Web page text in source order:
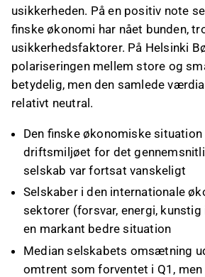
Dette indhold er genereret af AI. Du
om det på Inderes forum.
usikkerheden. På en positiv note
finske økonomi har nået bunden,
usikkerhedsfaktorer. På Helsinki
polariseringen mellem store og
betydelig, men den samlede
relativt neutral.
Den finske økonomiske
driftsmiljøet for det
selskab var fortsat vanskeligt
Selskaber i den internationale
sektorer (forsvar, energi,
en markant bedre situation
Median selskabets omsætning
omtrent som forventet i Q1,